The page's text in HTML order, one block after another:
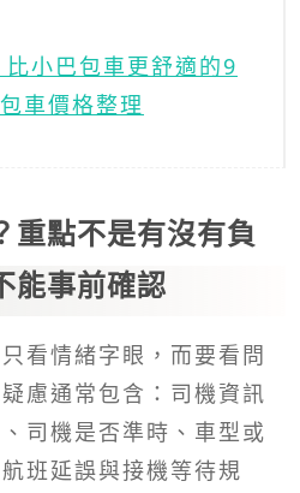
小巴包車更舒適的9
車價格整理
重點不是有沒有負
能事前確認
看情緒字眼，而要看問
慮通常包含：司機資訊
司機是否準時、車型或
班延誤與接機等待規